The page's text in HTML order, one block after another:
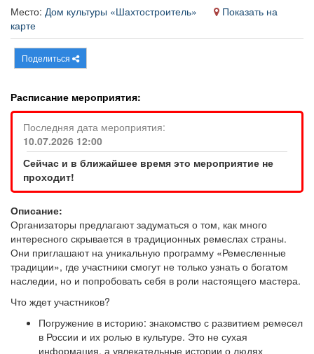
Товары
ТВ программа Я - пенсионер
Место: Дом культуры «Шахтостроитель»
Показать на
карте
Поделиться
Расписание мероприятия:
Последняя дата мероприятия:
10.07.2026 12:00
Сейчас и в ближайшее время это мероприятие не
проходит!
Описание:
Организаторы предлагают задуматься о том, как много
интересного скрывается в традиционных ремеслах страны.
Они приглашают на уникальную программу «Ремесленные
традиции», где участники смогут не только узнать о богатом
наследии, но и попробовать себя в роли настоящего мастера.
Что ждет участников?
Погружение в историю: знакомство с развитием ремесел
в России и их ролью в культуре. Это не сухая
информация, а увлекательные истории о людях